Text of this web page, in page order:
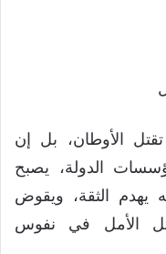
الأوطان، بل إن
الدولة، يصبح
يهدم الثقة، ويقوض
الأمل في نفوس